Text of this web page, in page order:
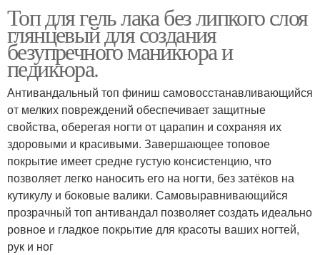
Топ для гель лака без липкого слоя
глянцевый для создания
безупречного маникюра и
педикюра.
Антивандальный топ финиш самовосстанавливающийся
от мелких повреждений обеспечивает защитные
свойства, оберегая ногти от царапин и сохраняя их
здоровыми и красивыми. Завершающее топовое
покрытие имеет средне густую консистенцию, что
позволяет легко наносить его на ногти, без затёков на
кутикулу и боковые валики. Самовыравнивающийся
прозрачный топ антивандал позволяет создать идеально
ровное и гладкое покрытие для красоты ваших ногтей,
рук и ног